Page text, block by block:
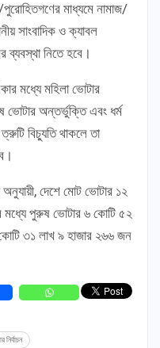
মাধ্যমে নামাজ/
সাংবাদিক ও ক্যাবল
ব্যবস্থা নিতে হবে।
মধ্যে মহিলা ভোটার
ভোটার অন্তর্ভুক্তি এবং ধর্ম
বিচ্যুতি থাকলে তা
অনুযায়ী, দেশে মোট ভোটার ১২
পুরুষ ভোটার ৬ কোটি ৫২
৩১ লাখ ৯ হাজার ২৬৬ জন
নির্বাচন